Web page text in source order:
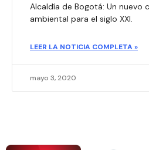
Alcaldía de Bogotá: Un nuevo
ambiental para el siglo XXI.
LEER LA NOTICIA COMPLETA »
mayo 3, 2020